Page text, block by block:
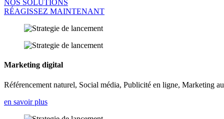
NOS SOLUTIONS
RÉAGISSEZ MAINTENANT
Marketing digital
Référencement naturel, Social média, Publicité en ligne, Marketing
en savoir plus